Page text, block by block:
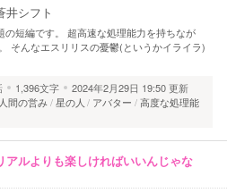
井シフト
の短編です。 超高速な処理能力を持ちなが
そんなエスリリスの憂鬱(というかイライラ)
1,396文字
2024年2月29日 19:50 更新
人間の営み 星の人 アバター
高度な処理能
アルよりも楽しければいいんじゃな